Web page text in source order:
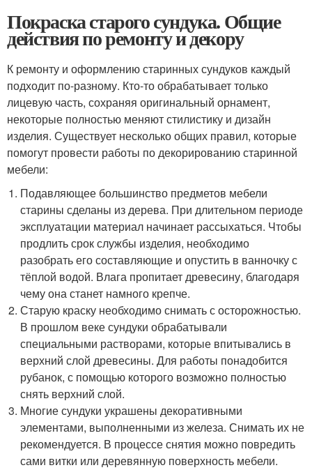
Покраска старого сундука. Общие
действия по ремонту и декору
К ремонту и оформлению старинных сундуков каждый
подходит по-разному. Кто-то обрабатывает только
лицевую часть, сохраняя оригинальный орнамент,
некоторые полностью меняют стилистику и дизайн
изделия. Существует несколько общих правил, которые
помогут провести работы по декорированию старинной
мебели:
Подавляющее большинство предметов мебели
старины сделаны из дерева. При длительном периоде
эксплуатации материал начинает рассыхаться. Чтобы
продлить срок службы изделия, необходимо
разобрать его составляющие и опустить в ванночку с
тёплой водой. Влага пропитает древесину, благодаря
чему она станет намного крепче.
Старую краску необходимо снимать с осторожностью.
В прошлом веке сундуки обрабатывали
специальными растворами, которые впитывались в
верхний слой древесины. Для работы понадобится
рубанок, с помощью которого возможно полностью
снять верхний слой.
Многие сундуки украшены декоративными
элементами, выполненными из железа. Снимать их не
рекомендуется. В процессе снятия можно повредить
сами витки или деревянную поверхность мебели.